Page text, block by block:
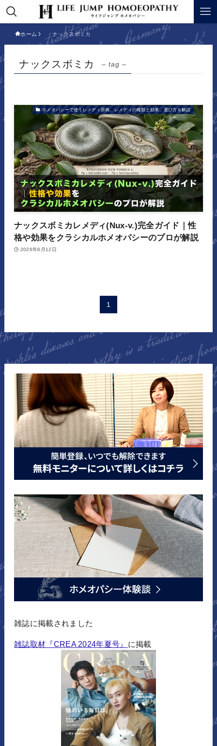
ホーム ナックスボミカ
ナックスボミカ – tag –
ホメオパシーで使うレメディ辞典。レメディの種類と効果、選び方を解説
ナックスボミカレメディ(Nux-v.)完全ガイド｜性
格や効果をクラシカルホメオパシーのプロが解説
2026年6月12日
1
雑誌に掲載されました
雑誌取材『CREA 2024年夏号』 に掲載